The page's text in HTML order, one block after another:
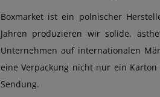
Boxmarket ist ein polnischer
Jahren produzieren wir solide,
Unternehmen auf internationalen
eine Verpackung nicht nur ein
Sendung.